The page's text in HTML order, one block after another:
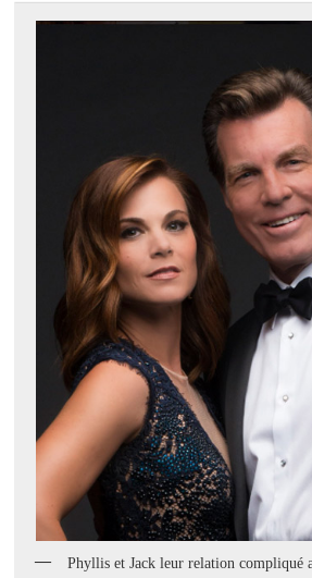
Phyllis et Jack leur relation compliqué